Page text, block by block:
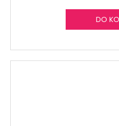
DO